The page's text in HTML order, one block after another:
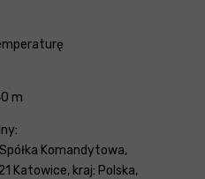
m
Komandytowa,
Katowice, kraj: Polska,